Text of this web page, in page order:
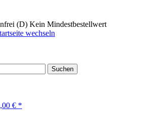
(D) Kein Mindestbestellwert
Suchen
€ *